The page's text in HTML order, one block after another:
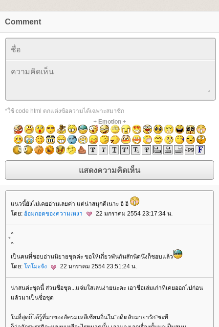
Comment
*ใช้ code html ตกแต่งข้อความได้เฉพาะสมาชิก
+ Emotion+
นวนี้ยังไม่เคยอ่านเลยค่า แต่น่าสนุกดีเนาะ อิ อิ
ดย: อ้อมกอดของความเหงา 22 มกราคม 2554 23:17:34 น.
ู^
^
เป็นคนที่ชอบอ่านนิยายชุดค่ะ ขอให้เกี่ยวพันกันสักนิดนึงก็ชอบแล้ว
ดย: ทโมะจัง 22 มกราคม 2554 23:51:24 น.
น่าสนค่ะชุดนี้ ส่วนชื่อชุด...แจ่มใสเล่นง่ายนะคะ เอาชื่อเล่มเก่าที่เคยออกไปก่อน
ล้วมาเป็นชื่อชุด
นที่สุดก็ได้รู้ที่มาของอัครมเหสีเซียนอิ่นใน"อดีตลับมายารัก"ซะที